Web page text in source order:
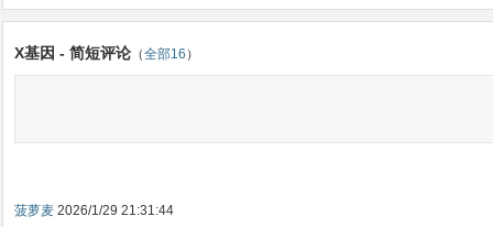
X基因 - 简短评论 （全部16 ）
菠萝麦 2026/1/29 21:31:44